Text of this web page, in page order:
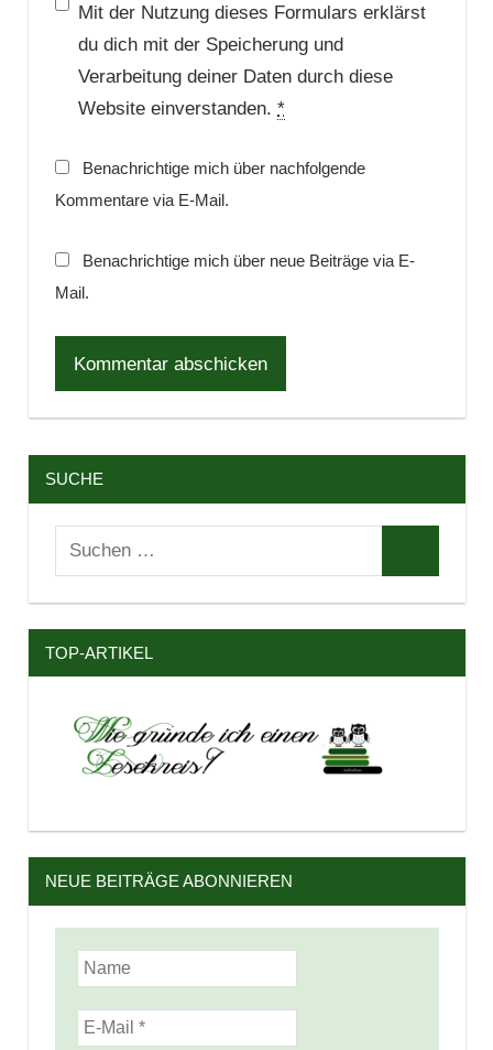
Mit der Nutzung dieses Formulars erklärst
du dich mit der Speicherung und
Verarbeitung deiner Daten durch diese
Website einverstanden. *
Benachrichtige mich über nachfolgende
Kommentare via E-Mail.
Benachrichtige mich über neue Beiträge via E-
Mail.
SUCHE
Suchen
TOP-ARTIKEL
NEUE BEITRÄGE ABONNIEREN